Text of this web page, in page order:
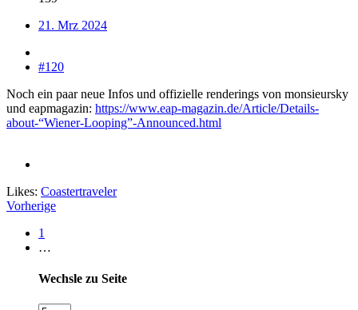
21. Mrz 2024
#120
Noch ein paar neue Infos und offizielle renderings von monsieursky
und eapmagazin: https://www.eap-magazin.de/Article/Details-
about-“Wiener-Looping”-Announced.html
Likes: Coastertraveler
Vorherige
1
…
Wechsle zu Seite